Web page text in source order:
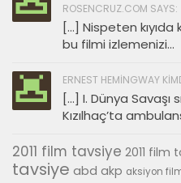
ROSENCRUZ.COM SAYS:
[…] Nispeten
bu filmi izlemenizi...
ERNEST HEMINGWAY
[…] I. Dünya Savaşı
Kızılhaç’ta
2011 film tavsiye 2011 film
tavsiye abd akp aksiyon